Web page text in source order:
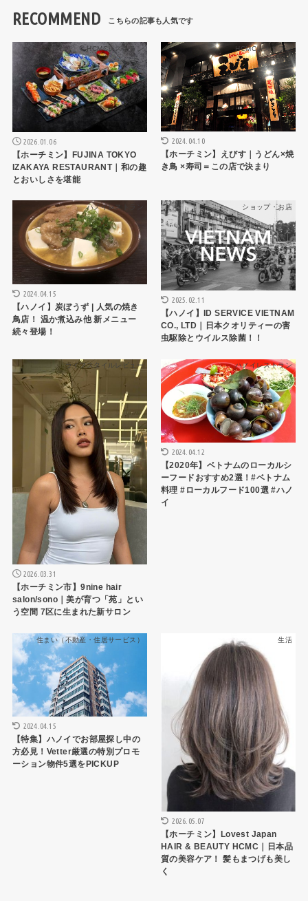
RECOMMEND
HCMCレストラン
2026.01.06
【ホーチミン】FUJINA TOKYO
IZAKAYA RESTAURANT｜和の趣
とおいしさを堪能
HCMCレストラン
2024.04.10
【ホーチミン】えびす｜うどん×焼
き鳥 ×寿司＝この店で決まり
ハノイレストラン
2024.04.15
【ハノイ】炭ぼうず | 人気の焼き
鳥店！ 温か煮込み他 新メニュー
続々登場！
ショップ・お店
2025.02.11
【ハノイ】ID SERVICE VIETNAM
CO., LTD｜日本クオリティーの害
虫駆除とウイルス除菌！！
ライフスタイルレビュー
2026.03.31
【ホーチミン市】9nine hair
salon/sono｜美が育つ「苑」とい
う空間 7区に生まれた新サロン
ハノイレストラン
2024.04.12
【2020年】ベトナムのローカルシ
ーフードおすすめ2選！#ベトナム
料理 #ローカルフード100選 #ハノ
イ
住まい（不動産・住居サービス）
2024.04.15
【特集】ハノイでお部屋探し中の
方必見！Vetter厳選の特別プロモ
ーション物件5選をPICKUP
生活
2026.05.07
【ホーチミン】Lovest Japan
HAIR & BEAUTY HCMC｜日本品
質の美容ケア！ 髪もまつげも美し
く